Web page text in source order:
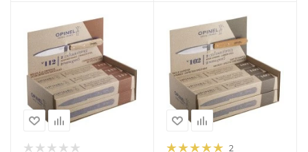
2